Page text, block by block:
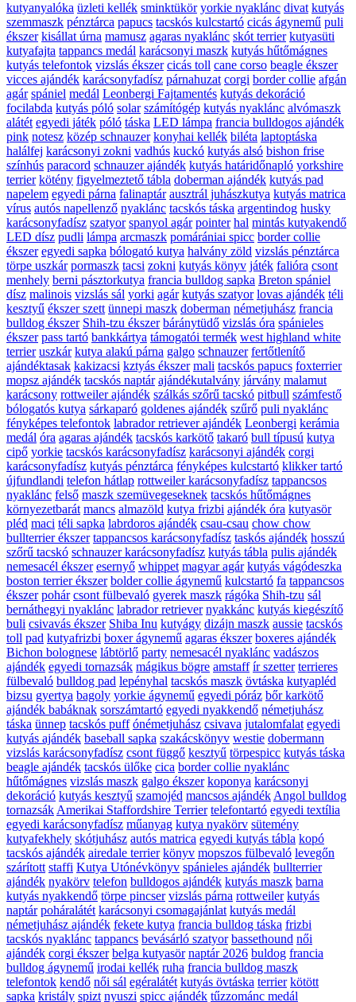
kutyanyalóka üzleti kellék sminktükör yorkie nyaklánc divat kutyás
szemmaszk pénztárca papucs tacskós kulcstartó cicás ágynemű puli
ékszer kisállat úrna mamusz agaras nyaklánc skót terrier kutyasüti
kutyafajta tappancs medál karácsonyi maszk kutyás hűtőmágnes
kutyás telefontok vizslás ékszer cicás toll cane corso beagle ékszer
vicces ajándék karácsonyfadísz párnahuzat corgi border collie afgán
agár spániel medál Leonbergi Fajtamentés kutyás dekoráció
focilabda kutyás póló solar számítógép kutyás nyaklánc alvómaszk
alátét egyedi játék póló táska LED lámpa francia bulldogos ajándék
pink notesz közép schnauzer konyhai kellék biléta laptoptáska
halálfej karácsonyi zokni vadhús kuckó kutyás alsó bishon frise
színhús paracord schnauzer ajándék kutyás határidőnapló yorkshire
terrier kötény figyelmeztető tábla doberman ajándék kutyás pad
napelem egyedi párna falinaptár ausztrál juhászkutya kutyás matrica
vírus autós napellenző nyaklánc tacskós táska argentindog husky
karácsonyfadísz szatyor spanyol agár pointer hal mintás kutyakendő
LED dísz pudli lámpa arcmaszk pomárániai spicc border collie
ékszer egyedi sapka bólogató kutya halvány zöld vizslás pénztárca
törpe uszkár pormaszk tacsi zokni kutyás könyv játék falióra csont
menhely berni pásztorkutya francia bulldog sapka Breton spániel
dísz malinois vizslás sál yorki agár kutyás szatyor lovas ajándék téli
kesztyű ékszer szett ünnepi maszk doberman németjuhász francia
bulldog ékszer Shih-tzu ékszer báránytüdő vizslás óra spánieles
ékszer pass tartó bankkártya támogatói termék west highland white
terrier uszkár kutya alakú párna galgo schnauzer fertőtlenítő
ajándéktasak kakizacsi kztyás ékszer mali tacskós papucs foxterrier
mopsz ajándék tacskós naptár ajándékutalvány járvány malamut
karácsony rottweiler ajándék szálkás szőrű tacskó pitbull számfestő
bólogatós kutya sárkaparó goldenes ajándék szűrő puli nyaklánc
fényképes telefontok labrador retriever ajándék Leonbergi kerámia
medál óra agaras ajándék tacskós karkötő takaró bull típusú kutya
cipő yorkie tacskós karácsonyfadísz karácsonyi ajándék corgi
karácsonyfadísz kutyás pénztárca fényképes kulcstartó klikker tartó
újfundlandi telefon hátlap rottweiler karácsonyfadísz tappancsos
nyaklánc felső maszk szemüvegeseknek tacskós hűtőmágnes
környezetbarát mancs almazöld kutya frizbi ajándék óra kutyasör
pléd maci téli sapka labrdoros ajándék csau-csau chow chow
bullterrier ékszer tappancsos karácsonyfadísz taskós ajándék hosszú
szőrű tacskó schnauzer karácsonyfadísz kutyás tábla pulis ajándék
nemesacél ékszer esernyő whippet magyar agár kutyás vágódeszka
boston terrier ékszer bolder collie ágynemű kulcstartó fa tappancsos
ékszer pohár csont fülbevaló gyerek maszk rágóka Shih-tzu sál
bernáthegyi nyaklánc labrador retriever nyakkánc kutyás kiegészítő
buli csivavás ékszer Shiba Inu kutyágy dizájn maszk aussie tacskós
toll pad kutyafrizbi boxer ágynemű agaras ékszer boxeres ajándék
Bichon bolognese lábtörlő party nemesacél nyaklánc vadászos
ajándék egyedi tornazsák mágikus bögre amstaff ír szetter terrieres
fülbevaló bulldog pad lepényhal tacskós maszk övtáska kutyapléd
bizsu gyertya bagoly yorkie ágynemű egyedi póráz bőr karkötő
ajándék babáknak sorszámtartó egyedi nyakkendő németjuhász
táska ünnep tacskós puff ónémetjuhász csivava jutalomfalat egyedi
kutyás ajándék baseball sapka szakácskönyv westie dobermann
vizslás karácsonyfadísz csont függő kesztyű törpespicc kutyás táska
beagle ajándék tacskós ülőke cica border collie nyaklánc
hűtőmágnes vizslás maszk galgo ékszer koponya karácsonyi
dekoráció kutyás kesztyű szamojéd mancsos ajándék Angol bulldog
tornazsák Amerikai Staffordshire Terrier telefontartó egyedi textília
egyedi karácsonyfadísz műanyag kutya nyakörv sütemény
kutyafekhely skótjuhász autós matrica egyedi kutyás tábla kopó
tacskós ajándék airedale terrier könyv mopszos fülbevaló levegőn
szárított staffi Kutya Utónévkönyv spánieles ajándék bullterrier
ajándék nyakörv telefon bulldogos ajándék kutyás maszk barna
kutyás nyakkendő törpe pincser vizslás párna rottweiler kutyás
naptár poháralátét karácsonyi csomagajánlat kutyás medál
németjuhász ajándék fekete kutya francia bulldog táska frizbi
tacskós nyaklánc tappancs bevásárló szatyor bassethound női
ajándék corgi ékszer belga kutyasör naptár 2026 buldog francia
bulldog ágynemű irodai kellék ruha francia bulldog maszk
telefontok kendő női sál egéralátét kutyás övtáska terrier kötött
sapka kristály spizt nyuszi spicc ajándék tűzzománc medál